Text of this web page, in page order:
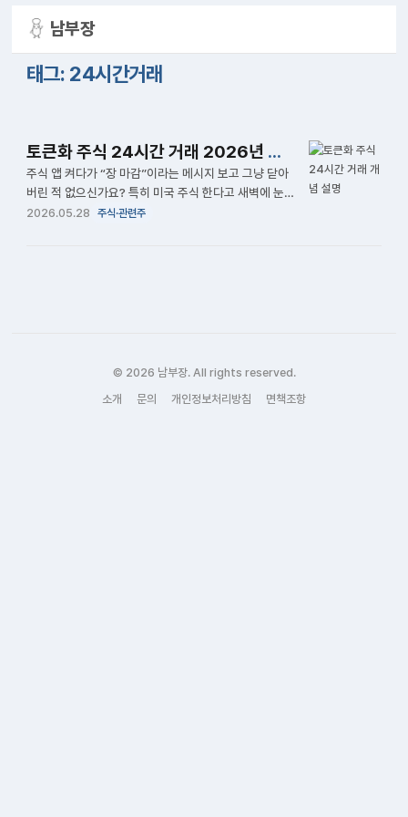
남부장
태그: 24시간거래
토큰화 주식 24시간 거래 2026년 법제화 후 투자 가이드
주식 앱 켜다가 “장 마감”이라는 메시지 보고 그냥 닫아
버린 적 없으신가요? 특히 미국 주식 한다고 새벽에 눈
비비고 앉아 있다 보면 ‘이게 맞나’ 싶을 때가 있거든요.
2026.05.28 주식·관련주
© 2026 남부장. All rights reserved.
소개
문의 개인정보처리방침 면책조항